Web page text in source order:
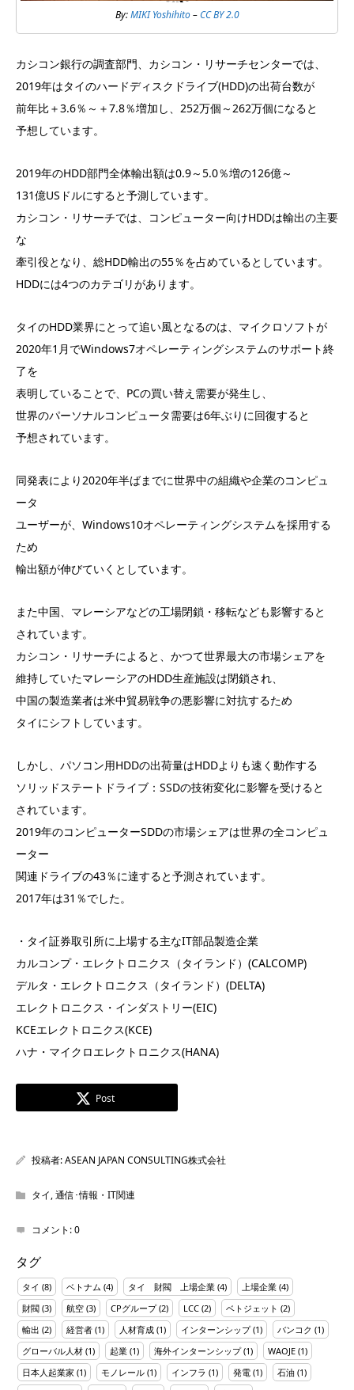
By:MIKI Yoshihito–CC BY 2.0
カシコン銀行の調査部門、カシコン・リサーチセンターでは、
2019年はタイのハードディスクドライブ(HDD)の出荷台数が
前年比＋3.6％～＋7.8％増加し、252万個～262万個になると
予想しています。
2019年のHDD部門全体輸出額は0.9～5.0％増の126億～
131億USドルにすると予測しています。
カシコン・リサーチでは、コンピューター向けHDDは輸出の主要
な
牽引役となり、総HDD輸出の55％を占めているとしています。
HDDには4つのカテゴリがあります。
タイのHDD業界にとって追い風となるのは、マイクロソフトが
2020年1月でWindows7オペレーティングシステムのサポート終
了を
表明していることで、PCの買い替え需要が発生し、
世界のパーソナルコンピュータ需要は6年ぶりに回復すると
予想されています。
同発表により2020年半ばまでに世界中の組織や企業のコンピュ
ータ
ユーザーが、Windows10オペレーティングシステムを採用する
ため
輸出額が伸びていくとしています。
また中国、マレーシアなどの工場閉鎖・移転なども影響すると
されています。
カシコン・リサーチによると、かつて世界最大の市場シェアを
維持していたマレーシアのHDD生産施設は閉鎖され、
中国の製造業者は米中貿易戦争の悪影響に対抗するため
タイにシフトしています。
しかし、パソコン用HDDの出荷量はHDDよりも速く動作する
ソリッドステートドライブ：SSDの技術変化に影響を受けると
されています。
2019年のコンピューターSDDの市場シェアは世界の全コンピュ
ーター
関連ドライブの43％に達すると予測されています。
2017年は31％でした。
・タイ証券取引所に上場する主なIT部品製造企業
カルコンプ・エレクトロニクス（タイランド）(CALCOMP)
デルタ・エレクトロニクス（タイランド）(DELTA)
エレクトロニクス・インダストリー(EIC)
KCEエレクトロニクス(KCE)
ハナ・マイクロエレクトロニクス(HANA)
Post
投稿者:ASEAN JAPAN CONSULTING株式会社
タイ,通信･情報・IT関連
コメント:0
タグ
タイ (8) ベトナム (4) タイ 財閥 上場企業 (4) 上場企業 (4)
財閥 (3) 航空 (3) CPグループ(2) LCC (2) ベトジェット (2)
輸出 (2) 経営者 (1) 人材育成 (1) インターンシップ(1) バンコク (1)
グローバル人材 (1) 起業 (1) 海外インターンシップ(1) WAOJE (1)
日本人起業家 (1) モノレール (1) インフラ (1) 発電 (1) 石油 (1)